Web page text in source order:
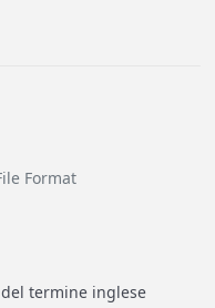
Format
termine inglese